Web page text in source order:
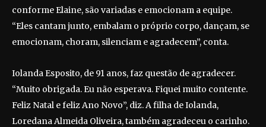
conforme Elaine, são variadas e emocionam a equipe.
“Eles cantam junto, embalam o próprio corpo, dançam, se
emocionam, choram, silenciam e agradecem”, conta.
Iolanda Esposito, de 91 anos, faz questão de agradecer.
“Muito obrigada. Eu não esperava. Fiquei muito contente.
Feliz Natal e feliz Ano Novo”, diz. A filha de Iolanda,
Loredana Almeida Oliveira, também agradeceu o carinho.